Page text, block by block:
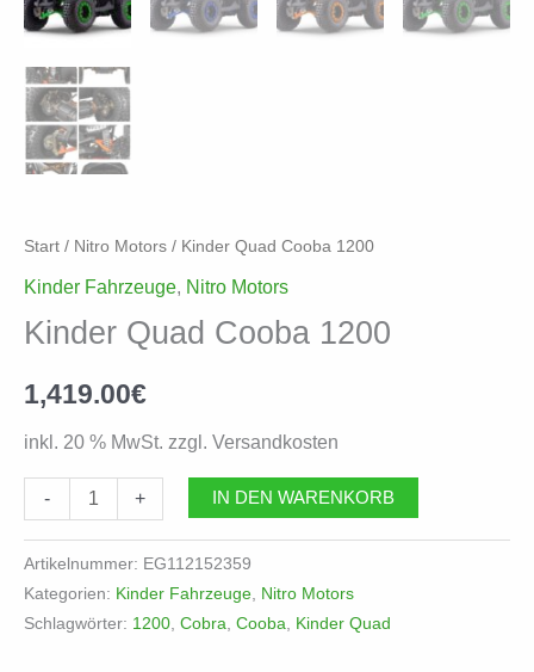
Start / Nitro Motors / Kinder Quad Cooba 1200
Kinder Fahrzeuge, Nitro Motors
Kinder Quad Cooba 1200
1,419.00€
inkl. 20 % MwSt. zzgl. Versandkosten
-
Quad
Cooba
1200
Menge
+ IN DEN WARENKORB
Artikelnummer: EG112152359
Kategorien: Kinder Fahrzeuge Nitro Motors
Schlagwörter: 1200 Cobra Cooba Kinder Quad